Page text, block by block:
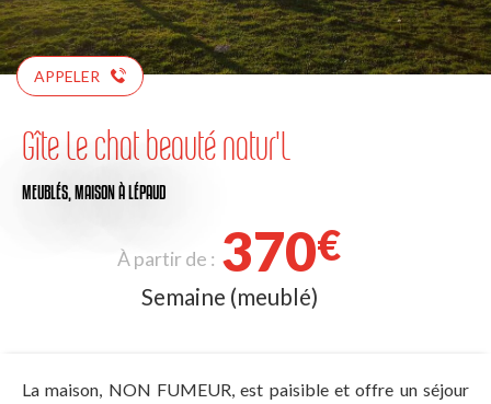
APPELER
Gîte Le chat beauté natur'L
MEUBLÉS, MAISONÀ LÉPAUD
À partir de : 370€
Semaine (meublé)
La maison, NON FUMEUR, est paisible et offre un séjour